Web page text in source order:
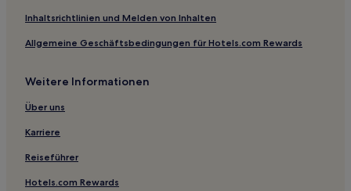
Hotels mit Wellnessbereich in Montpellier
Luxus in Montpellier
Hotels mit Parkplatz in Montpellier
Lgbtqia-Freundliche in Montpellier
Familien in Gard
Haustierfreundliche in Gard
Inhaltsrichtlinien und Melden von Inhalten
Allgemeine Geschäftsbedingungen für Hotels.com Rewards
Weitere Informationen
Über uns
Karriere
Reiseführer
Hotels.com Rewards